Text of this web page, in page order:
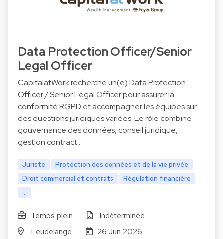
Data Protection Officer/Senior
Legal Officer
CapitalatWork recherche un(e) Data Protection
Officer / Senior Legal Officer pour assurer la
conformité RGPD et accompagner les équipes sur
des questions juridiques variées. Le rôle combine
gouvernance des données, conseil juridique,
gestion contract…
Juriste
Protection des données et de la vie privée
Droit commercial et contrats
Régulation financière
...
Temps plein
Indéterminée
Leudelange
26 Jun 2026